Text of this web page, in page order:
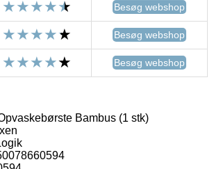
Besøg webshop
Besøg webshop
Besøg webshop
Bambus (1 stk)